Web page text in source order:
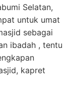
Selatan,
untuk umat
sebagai
ibadah , tentu
kapret